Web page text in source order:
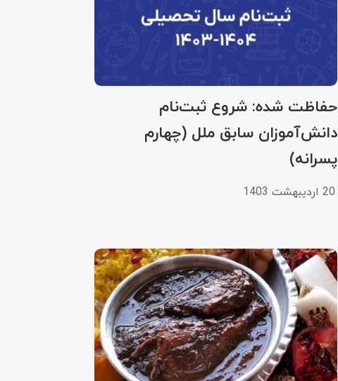
حفاظت شده: شروع ثبت‌نام
دانش‌آموزان سابق ملل (چهارم
پسرانه)
20 اردیبهشت 1403